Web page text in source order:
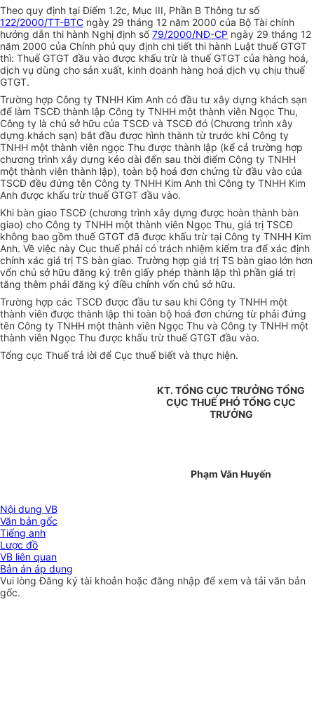
Theo quy định tại Điểm 1.2c, Mục III, Phần B Thông tư số
122/2000/TT-BTC ngày 29 tháng 12 năm 2000 của Bộ Tài chính
hướng dẫn thi hành Nghị định số79/2000/NĐ-CP ngày 29 tháng 12
năm 2000 của Chính phủ quy định chi tiết thi hành Luật thuế GTGT
thì: Thuế GTGT đầu vào được khấu trừ là thuế GTGT của hàng hoá,
dịch vụ dùng cho sản xuất, kinh doanh hàng hoá dịch vụ chịu thuế
GTGT.
Trường hợp Công ty TNHH Kim Anh có đầu tư xây dựng khách sạn
để làm TSCĐ thành lập Công ty TNHH một thành viên Ngọc Thu,
Công ty là chủ sở hữu của TSCĐ và TSCĐ đó (Chương trình xây
dựng khách sạn) bắt đầu được hình thành từ trước khi Công ty
TNHH một thành viên ngọc Thu được thành lập (kể cả trường hợp
chương trình xây dựng kéo dài đến sau thời điểm Công ty TNHH
một thành viên thành lập), toàn bộ hoá đơn chứng từ đầu vào của
TSCĐ đều đứng tên Công ty TNHH Kim Anh thì Công ty TNHH Kim
Anh được khấu trừ thuế GTGT đầu vào.
Khi bàn giao TSCĐ (chương trình xây dựng được hoàn thành bàn
giao) cho Công ty TNHH một thành viên Ngọc Thu, giá trị TSCĐ
không bao gồm thuế GTGT đã được khấu trừ tại Công ty TNHH Kim
Anh. Về việc này Cục thuế phải có trách nhiệm kiểm tra để xác định
chính xác giá trị TS bàn giao. Trường hợp giá trị TS bàn giao lớn hơn
vốn chủ sở hữu đăng ký trên giấy phép thành lập thì phần giá trị
tăng thêm phải đăng ký điều chỉnh vốn chủ sở hữu.
Trường hợp các TSCĐ được đầu tư sau khi Công ty TNHH một
thành viên được thành lập thì toàn bộ hoá đơn chứng từ phải đứng
tên Công ty TNHH một thành viên Ngọc Thu và Công ty TNHH một
thành viên Ngọc Thu được khấu trừ thuế GTGT đầu vào.
Tổng cục Thuế trả lời để Cục thuế biết và thực hiện.
KT. TỔNG CỤC TRƯỞNG TỔNG
CỤC THUẾ PHÓ TỔNG CỤC
TRƯỞNG
Phạm Văn Huyến
Nội dung VB
Văn bản gốc
Tiếng anh
Lược đồ
VB liên quan
Bản án áp dụng
Vui lòngĐăng ký tài khoản hoặc đăng nhập để xem và tải văn bản
gốc.